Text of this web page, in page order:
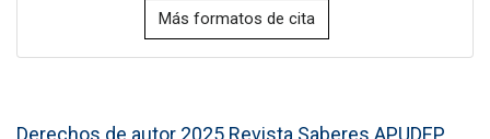
Más formatos de cita
Derechos de autor 2025 Revista Saberes APUDEP